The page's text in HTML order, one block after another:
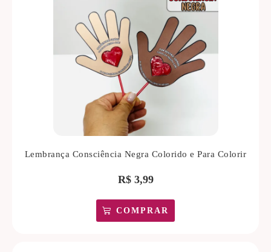
Lembrança Consciência Negra Colorido e Para Colorir
R$3,99
COMPRAR